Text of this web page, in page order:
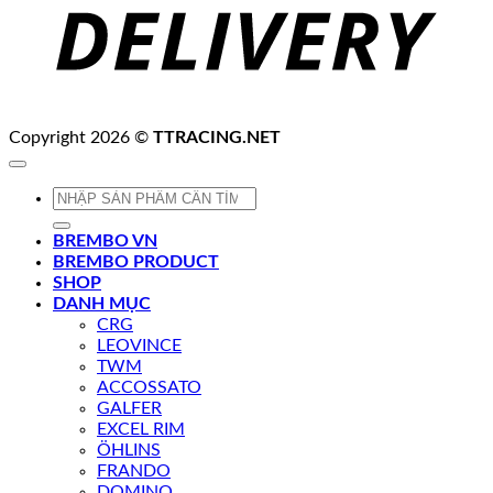
Copyright 2026 © TTRACING.NET
Tìm
BREMBO VN
BREMBO PRODUCT
SHOP
DANH MỤC
CRG
LEOVINCE
TWM
ACCOSSATO
GALFER
EXCEL RIM
ÖHLINS
FRANDO